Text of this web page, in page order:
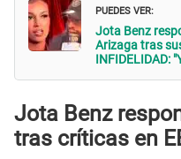
PUEDES VER:
Jota Benz
Arizaga tras
INFIDELIDAD:
Jota Benz
tras críticas en